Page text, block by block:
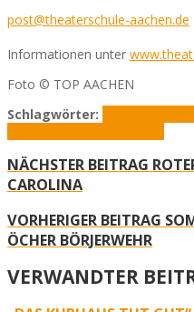
post@theaterschule-aachen.de
Informationen unter
Foto © TOP AACHEN
Schlagwörter:
NÄCHSTER BEITRAG
CAROLINA
VORHERIGER BEITRAG
ÖCHER BÖRJERWEHR
VERWANDTER